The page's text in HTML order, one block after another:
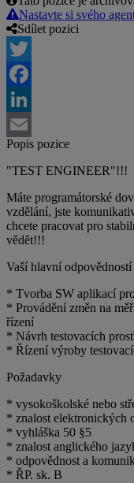
Nastavte si svého
Sdílet pozici
Twitter
Facebook
LinkedIn
Email
Popis pozice
"TEST ENGINEER"!!!
Máte programátorské
vzdělání, jste
chcete pracovat pro
vědět!!!
Vaší hlavní odpovědností
* Tvorba SW aplikací
* Provádění změn na
řízení
* Návrh testovacích
* Řízení výroby
Požadavky
* vysokoškolské nebo
* znalost elektronických
* vyhláška 50 §5
* znalost anglického
* odpovědnost a
* ŘP. sk. B